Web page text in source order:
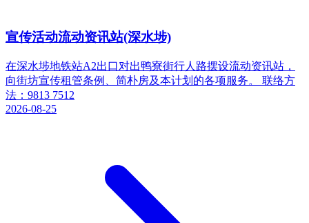
宣传活动流动资讯站(深水埗)
在深水埗地铁站A2出口对出鸭寮街行人路摆设流动资讯站，
向街坊宣传租管条例、简朴房及本计划的各项服务。 联络方
法：9813 7512
2026-08-25